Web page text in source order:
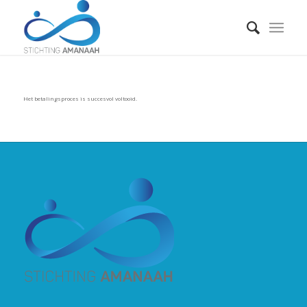
Het betalingsproces is succesvol voltooid.